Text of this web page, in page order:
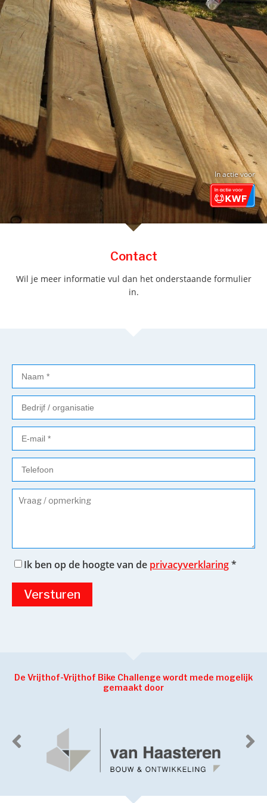
In actie voor
Contact
Wil je meer informatie vul dan het onderstaande formulier
in.
Ik ben op de hoogte van de privacyverklaring*
Versturen
De Vrijthof-Vrijthof Bike Challenge wordt mede mogelijk
gemaakt door